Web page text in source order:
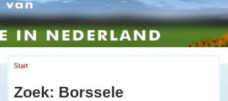
Start
Zoek: Borssele